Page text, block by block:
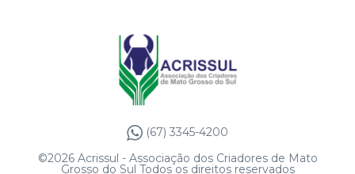
(67) 3345-4200
©2026 Acrissul - Associação dos Criadores de Mato
Grosso do Sul Todos os direitos reservados